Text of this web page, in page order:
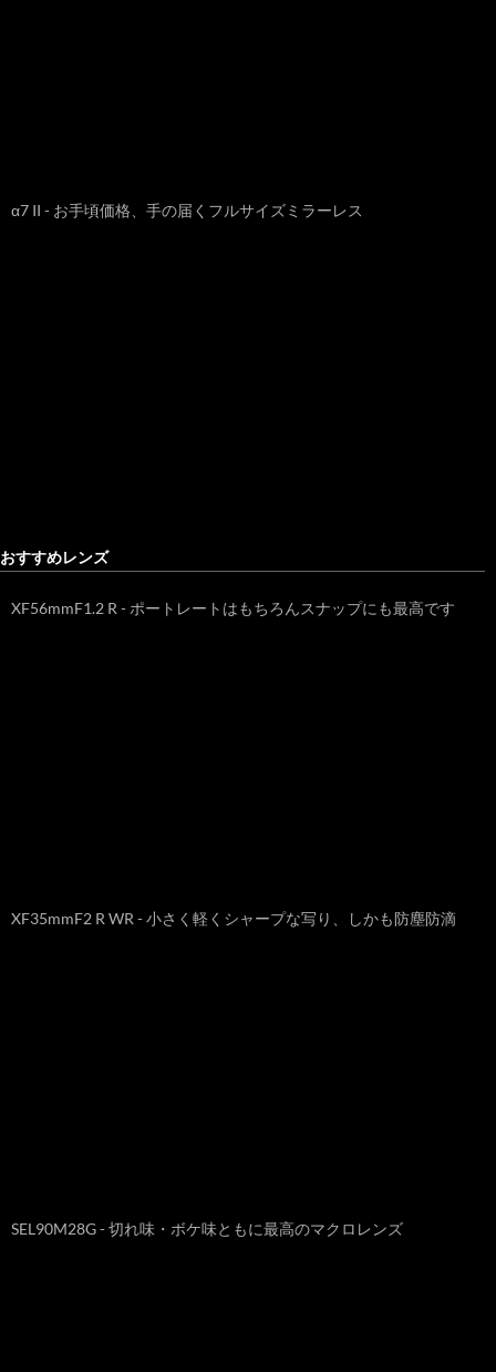
α7 II - お手頃価格、手の届くフルサイズミラーレス
おすすめレンズ
XF56mmF1.2 R - ポートレートはもちろんスナップにも最高です
XF35mmF2 R WR - 小さく軽くシャープな写り、しかも防塵防滴
SEL90M28G - 切れ味・ボケ味ともに最高のマクロレンズ